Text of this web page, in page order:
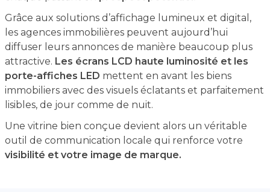
Grâce aux solutions d’affichage lumineux et digital,
les agences immobilières peuvent aujourd’hui
diffuser leurs annonces de manière beaucoup plus
attractive. Les écrans LCD haute luminosité et les
porte-affiches LED mettent en avant les biens
immobiliers avec des visuels éclatants et parfaitement
lisibles, de jour comme de nuit.
Une vitrine bien conçue devient alors un véritable
outil de communication locale qui renforce votre
visibilité et votre image de marque.